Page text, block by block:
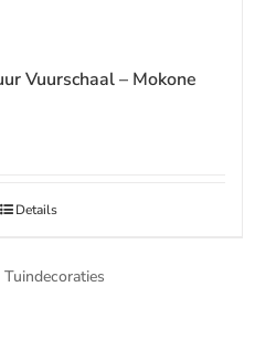
Vuurschaal – Mokone
Details